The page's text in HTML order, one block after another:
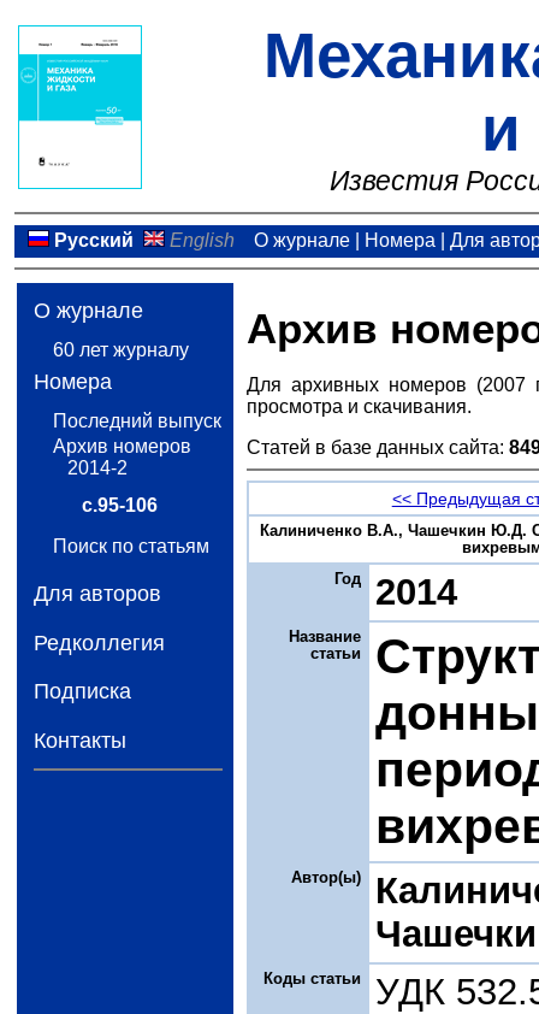
и
Известия
Русский English О журнале| Номера Для
О журнале
60 лет журналу
Номера
Последний выпуск
Архив номеров
2014-2
с.95-106
Поиск по статьям
Для авторов
Редколлегия
Подписка
Контакты
Архив
Для архивных номеров (2007
просмотра и скачивания.
Статей в базе данных сайта:
<< Предыдущая
Калиниченко B.А., Чашечкин Ю.Д.
Год
2014
Название
статьи
Автор(ы)
Коды статьи УДК